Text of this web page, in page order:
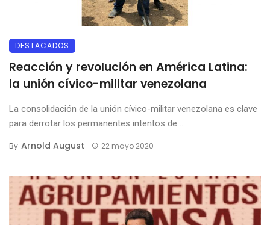
DESTACADOS
Reacción y revolución en América Latina:
la unión cívico-militar venezolana
La consolidación de la unión cívico-militar venezolana es clave
para derrotar los permanentes intentos de ...
By Arnold August 22 mayo 2020